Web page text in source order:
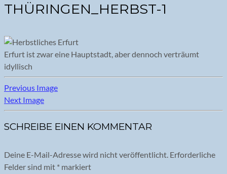
THÜRINGEN_HERBST-1
Erfurt ist zwar eine Hauptstadt, aber dennoch verträumt
idyllisch
Previous Image
Next Image
SCHREIBE EINEN KOMMENTAR
Deine E-Mail-Adresse wird nicht veröffentlicht. Erforderliche
Felder sind mit * markiert